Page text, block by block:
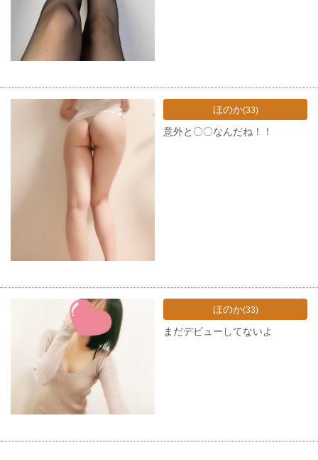
ほのか(33)
意外と〇〇なんだね！！
ほのか(33)
まだデビューしてないよ